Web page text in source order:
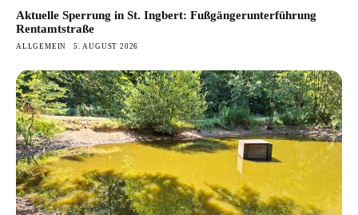
Aktuelle Sperrung in St. Ingbert: Fußgängerunterführung
Rentamtstraße
ALLGEMEIN 5. AUGUST 2026